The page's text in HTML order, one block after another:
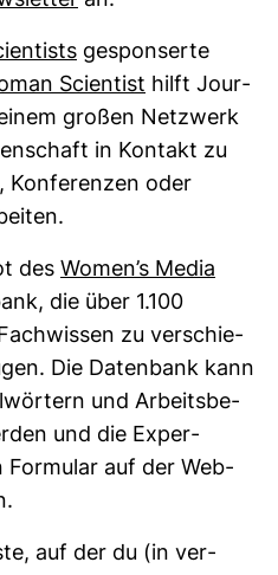
gespon­serte
Sci­en­tist hilft Jour­
großen Netz­werk
in Kon­takt zu
Kon­fe­renzen oder
des Women’s Media
die über 1.100
zu ver­schie­
Die Daten­bank kann
und Arbeits­be­
und die Exper­
For­mular auf der Web­
auf der du (in ver­